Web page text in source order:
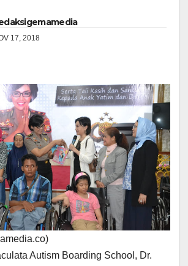
17, 2018
Autism Boarding School, Dr.